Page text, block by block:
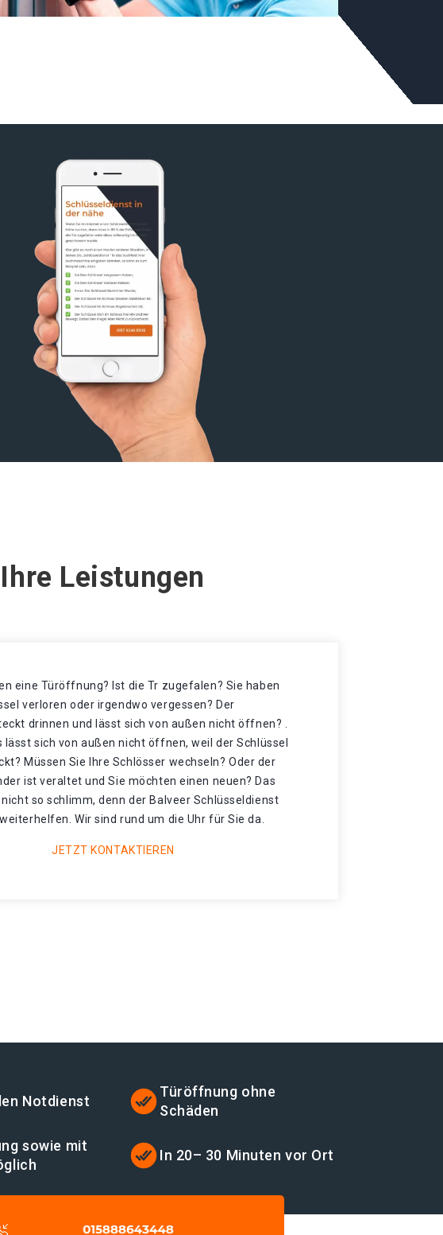
Leistungen
eine Türöffnung? Ist die Tr zugefalen? Sie haben
verloren oder irgendwo vergessen? Der
drinnen und lässt sich von außen nicht öffnen? .
lässt sich von außen nicht öffnen, weil der Schlüssel
Müssen Sie Ihre Schlösser wechseln? Oder der
ist veraltet und Sie möchten einen neuen? Das
so schlimm, denn der Balveer Schlüsseldienst
Wir sind rund um die Uhr für Sie da.
JETZT KONTAKTIEREN
Notdienst
Türöffnung ohne
Schäden
sowie mit
In 20– 30 Minuten vor Ort